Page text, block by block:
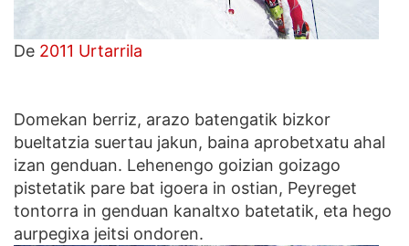
De 2011 Urtarrila
Domekan berriz, arazo batengatik bizkor
bueltatzia suertau jakun, baina aprobetxatu ahal
izan genduan. Lehenengo goizian goizago
pistetatik pare bat igoera in ostian, Peyreget
tontorra in genduan kanaltxo batetatik, eta hego
aurpegixa jeitsi ondoren.